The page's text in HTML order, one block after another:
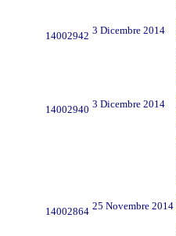
14002942 3 Dicembre 2014
14002940 3 Dicembre 2014
14002864 25 Novembre 2014